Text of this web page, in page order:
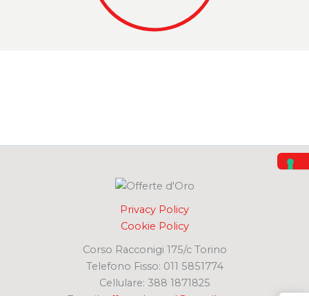
Privacy Policy
Cookie Policy
Corso Racconigi 175/c Torino
Telefono Fisso: 011 5851774
Cellulare: 388 1871825